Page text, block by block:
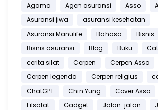
Agama Agen asuransi Asso
Asuransi jiwa
asuransi kesehatan
Asuransi Manulife
Bahasa
Bisnis
Bisnis asuransi
Blog Buku
cerita silat
Cerpen
Cerpen Asso
Cerpen legenda
Cerpen religius
ChatGPT
Chin Yung Cover Asso
Filsafat
Gadget Jalan-jalan